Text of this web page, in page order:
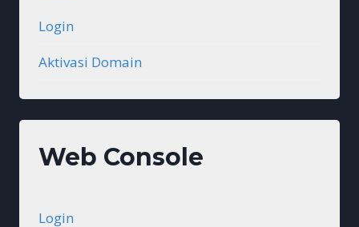
Login
Aktivasi Domain
Web Console
Login